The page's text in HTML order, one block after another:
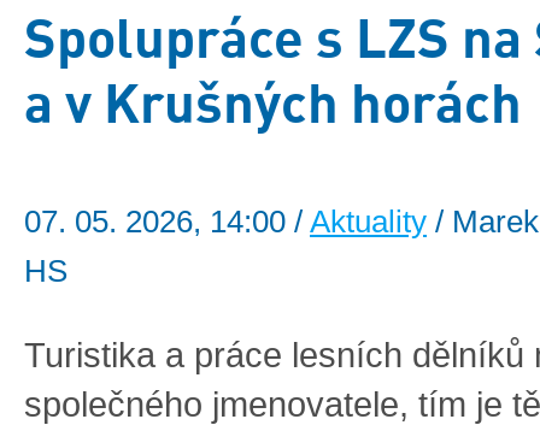
Spolupráce s LZS na
a v Krušných horách
07. 05. 2026, 14:00 / Aktuality /
HS
Turistika a práce lesních dělníků
společného jmenovatele, tím je